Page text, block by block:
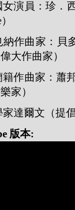
演員：珍．
納作曲家：貝
大作曲家）
籍作曲家：蕭
家）
家達爾文（提
版本: